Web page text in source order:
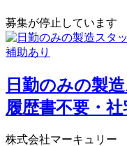
募集が停止しています
日勤のみの製
履歴書不要・社
株式会社マーキュリー